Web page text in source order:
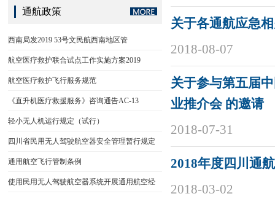
通航政策
西南局发2019 53号文民航西南地区管
航空医疗救护联合试点工作实施方案2019
航空医疗救护飞行服务规范
《直升机医疗救援服务》咨询通告AC-13
轻小无人机运行规定（试行）
四川省民用无人驾驶航空器安全管理暂行规定
通用航空飞行管制条例
使用民用无人驾驶航空器系统开展通用航空经
关于各通航应急
2018-08-07
关于参与第五届
业推介会 的邀请
2018-07-31
2018年度四川通
2018-03-02